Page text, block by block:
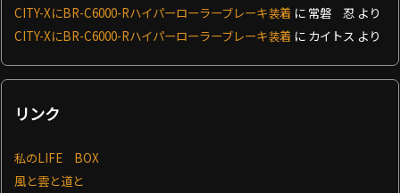
CITY-XにBR-C6000-Rハイパーローラーブレーキ装着 に 常磐 忍 より
CITY-XにBR-C6000-Rハイパーローラーブレーキ装着 に カイトス より
リンク
私のLIFE BOX
風と雲と道と